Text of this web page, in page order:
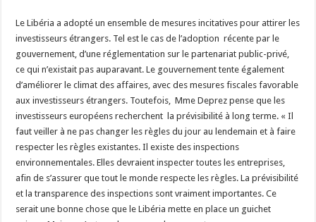
Le Libéria a adopté un ensemble de mesures incitatives pour attirer les
investisseurs étrangers. Tel est le cas de l’adoption récente par le
gouvernement, d’une réglementation sur le partenariat public-privé,
ce qui n’existait pas auparavant. Le gouvernement tente également
d’améliorer le climat des affaires, avec des mesures fiscales favorable
aux investisseurs étrangers. Toutefois, Mme Deprez pense que les
investisseurs européens recherchent la prévisibilité à long terme. « Il
faut veiller à ne pas changer les règles du jour au lendemain et à faire
respecter les règles existantes. Il existe des inspections
environnementales. Elles devraient inspecter toutes les entreprises,
afin de s’assurer que tout le monde respecte les règles. La prévisibilité
et la transparence des inspections sont vraiment importantes. Ce
serait une bonne chose que le Libéria mette en place un guichet